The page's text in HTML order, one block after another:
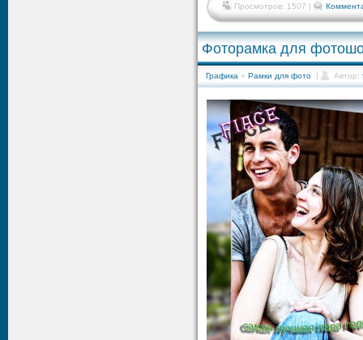
Просмотров: 1507 |
Фоторамка для
Графика » Рамки для фото | Автор: